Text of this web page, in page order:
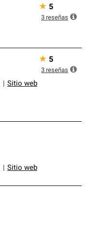
★ 5
3 reseñas
Sitio web
★ 5
3 reseñas
Sitio web